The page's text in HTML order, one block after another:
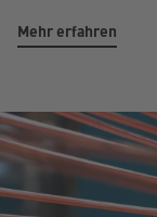
Mehr erfahren